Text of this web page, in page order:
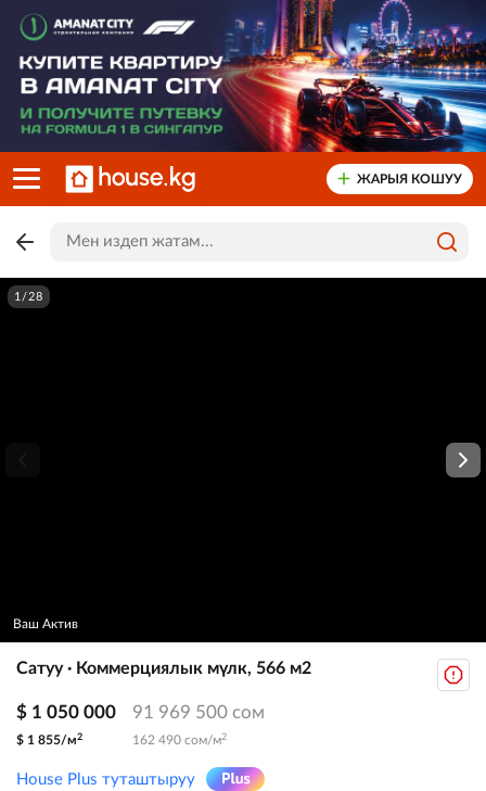
ЖАРЫЯ КОШУУ
1/28
Ваш Актив
Сатуу · Коммерциялык мүлк, 566 м2
$ 1 050 000 91 969 500 сом
$ 1 855/м2 162 490 сом/м2
House Plus туташтыруу